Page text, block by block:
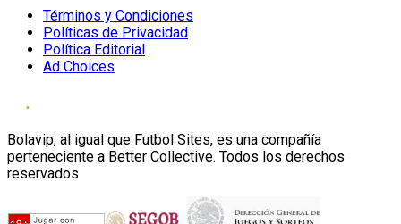
Términos y Condiciones
Políticas de Privacidad
Política Editorial
Ad Choices
Bolavip, al igual que Futbol Sites, es una compañía
perteneciente a Better Collective. Todos los derechos
reservados